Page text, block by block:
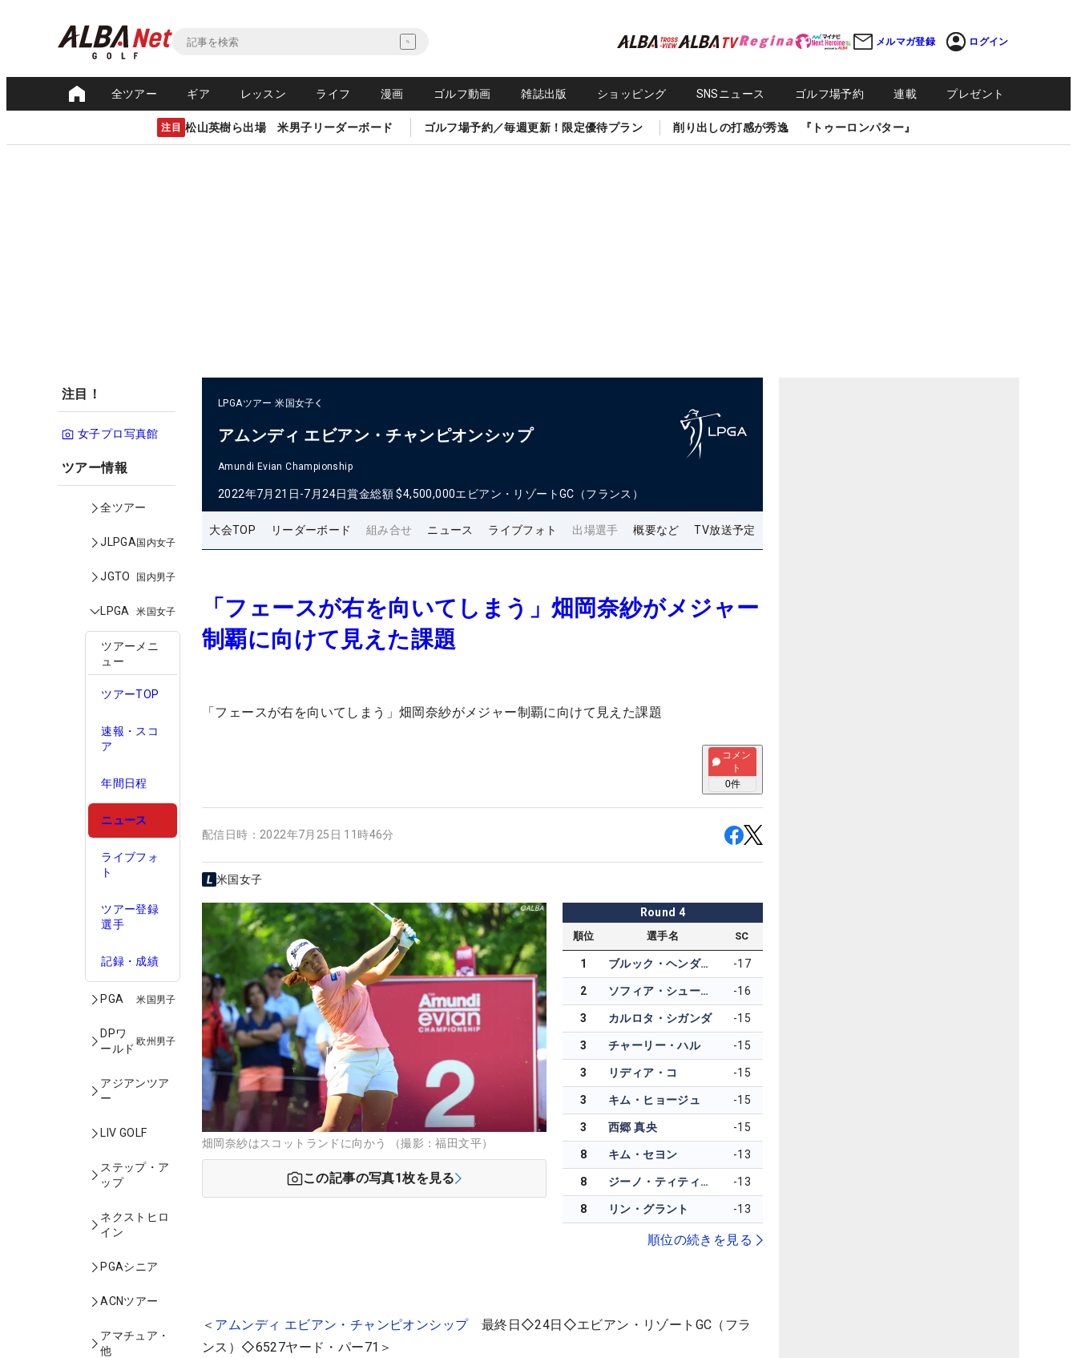
メルマガ登録 ログイン
全ツアー ギア レッスン ライフ 漫画 ゴルフ動画 雑誌出版 ショッピング SNSニュース ゴルフ場予約 連載 プレゼント
注目 松山英樹ら出場 米男子リーダーボード ゴルフ場予約／毎週更新！限定優待プラン 削り出しの打感が秀逸 『トゥーロンパター』
注目！
女子プロ写真館
ツアー情報
全ツアー
JLPGA国内女子
JGTO 国内男子
LPGA 米国女子
ツアーメニ
ュー
ツアーTOP
速報・スコ
ア
年間日程
ニュース
ライブフォ
ト
ツアー登録
選手
記録・成績
PGA 米国男子
DPワ
ールド
欧州男子
アジアンツア
ー
LIV GOLF
ステップ・ア
ップ
ネクストヒロ
イン
PGAシニア
ACNツアー
アマチュア・
他
LPGAツアー 米国女子
アムンディ エビアン・チャンピオンシップ
Amundi Evian Championship
2022年7月21日-7月24日賞金総額 $4,500,000エビアン・リゾートGC（フランス）
大会TOP リーダーボード 組み合せ ニュース ライブフォト 出場選手 概要など TV放送予定
「フェースが右を向いてしまう」畑岡奈紗がメジャー
制覇に向けて見えた課題
「フェースが右を向いてしまう」畑岡奈紗がメジャー制覇に向けて見えた課題
コメン
ト
0件
配信日時： 2022年7月25日 11時46分
米国女子
畑岡奈紗はスコットランドに向かう （撮影：福田文平）
この記事の写真1枚を見る
Round 4
順位 選手名 SC
1 ブルック・ヘンダーソン -17
2 ソフィア・シューベルト -16
3 カルロタ・シガンダ -15
3 チャーリー・ハル -15
3 リディア・コ -15
3 キム・ヒョージュ -15
3 西郷 真央 -15
8 キム・セヨン -13
8 ジーノ・ティティクル -13
8 リン・グラント -13
順位の続きを見る
＜ アムンディ エビアン・チャンピオンシップ最終日◇24日◇エビアン・リゾートGC（フラ
ンス）◇6527ヤード・パー71＞